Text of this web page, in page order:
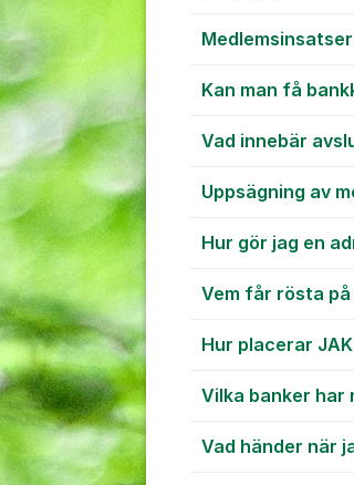
Medlemsinsatser
Kan man få
Vad innebär
Uppsägning av
Hur gör jag en
Vem får rösta på
Hur placerar
Vilka banker har
Vad händer när